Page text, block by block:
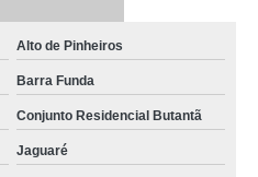
Alto de Pinheiros
Barra Funda
Conjunto Residencial Butantã
Jaguaré